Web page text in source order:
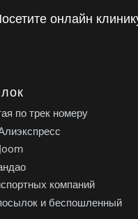
онлайн
по трек номеру
компаний
и беспошленный